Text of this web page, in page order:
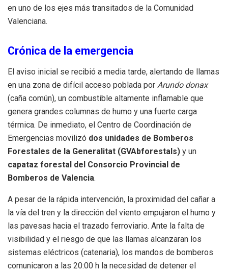
en uno de los ejes más transitados de la Comunidad
Valenciana.
Crónica de la emergencia
El aviso inicial se recibió a media tarde, alertando de llamas
en una zona de difícil acceso poblada por Arundo donax
(caña común), un combustible altamente inflamable que
genera grandes columnas de humo y una fuerte carga
térmica. De inmediato, el Centro de Coordinación de
Emergencias movilizó dos unidades de Bomberos
Forestales de la Generalitat (GVAbforestals) y un
capataz forestal del Consorcio Provincial de
Bomberos de Valencia.
A pesar de la rápida intervención, la proximidad del cañar a
la vía del tren y la dirección del viento empujaron el humo y
las pavesas hacia el trazado ferroviario. Ante la falta de
visibilidad y el riesgo de que las llamas alcanzaran los
sistemas eléctricos (catenaria), los mandos de bomberos
comunicaron a las 20:00 h la necesidad de detener el